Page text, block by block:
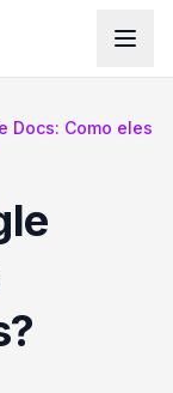
Docs: Como eles